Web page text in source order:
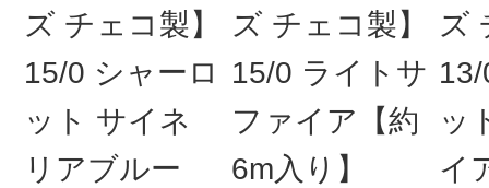
ズ チェコ製】
15/0 シャーロ
ット サイネ
リアブルー
ズ チェコ製】
15/0 ライトサ
ファイア【約
6m入り】
ズ
ッ
イ